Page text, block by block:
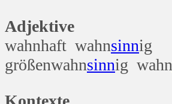
Adjektive
wahnhaft wahnsinnig
größenwahnsinnig wahn